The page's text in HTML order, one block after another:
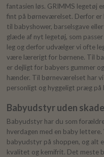
fantasien løs. GRIMMS legetøj
fint på børneværelset. Derfor er
til babyshower, barselsgave
glæde af nyt legetøj, som
leg og derfor udvælger vi ofte
være lærerigt for børnene. Til
er dejligt for babyers gummer
hænder. Til børneværelset har
personligt og hyggeligt præg
Babyudstyr uden
Babyudstyr har du som
hverdagen med en baby
babyudstyr på shoppen, og alt
kvalitet og kemifrit. Det meste